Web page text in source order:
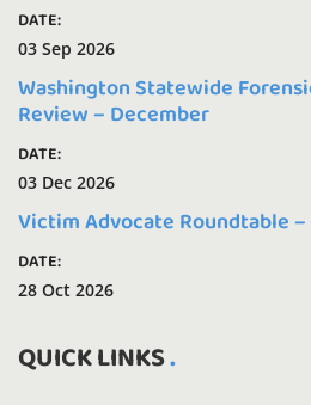
DATE:
03 Sep 2026
Washington Statewide
Review – December
DATE:
03 Dec 2026
Victim Advocate Roundtable
DATE:
28 Oct 2026
QUICK LINKS